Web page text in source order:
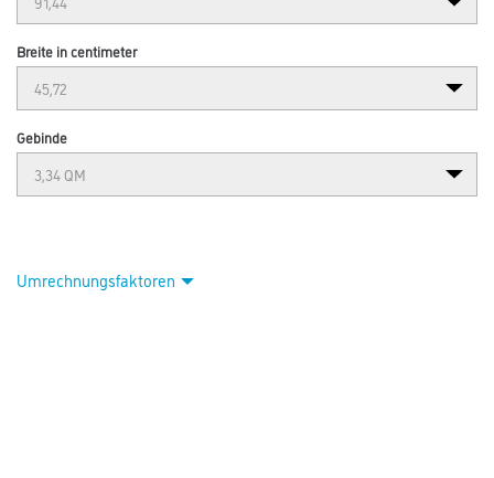
Breite in centimeter
Gebinde
Umrechnungsfaktoren